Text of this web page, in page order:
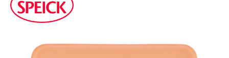
Bildergalerie überspringen